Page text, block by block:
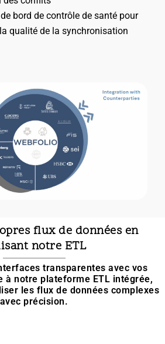
bord de contrôle de santé pour
qualité de la synchronisation
flux de données en
notre ETL
transparentes avec vos
à notre plateforme ETL intégrée,
les flux de données complexes
avec précision.